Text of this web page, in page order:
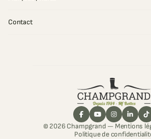
Contact
© 2026 Champgrand — Mentions
Politique de